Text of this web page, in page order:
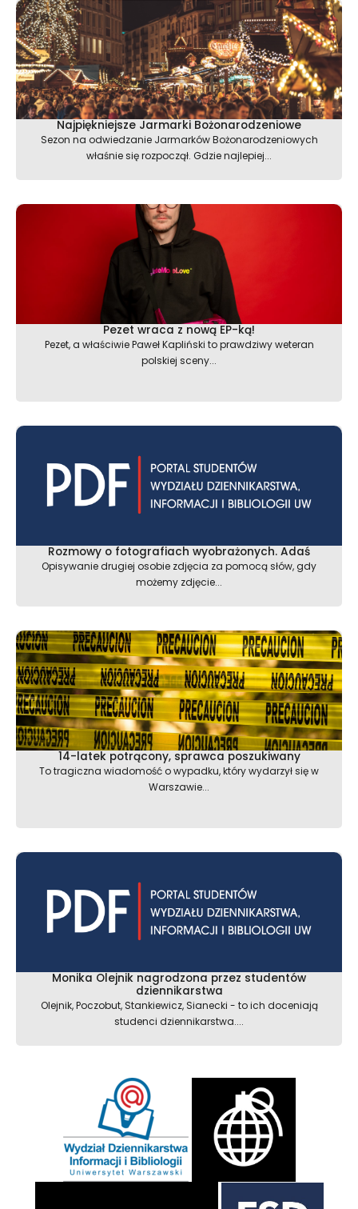
Najpiękniejsze Jarmarki Bożonarodzeniowe
Sezon na odwiedzanie Jarmarków Bożonarodzeniowych
właśnie się rozpoczął. Gdzie najlepiej...
Pezet wraca z nową EP-ką!
Pezet, a właściwie Paweł Kapliński to prawdziwy weteran
polskiej sceny...
Rozmowy o fotografiach wyobrażonych. Adaś
Opisywanie drugiej osobie zdjęcia za pomocą słów, gdy
możemy zdjęcie...
14-latek potrącony, sprawca poszukiwany
To tragiczna wiadomość o wypadku, który wydarzył się w
Warszawie...
Monika Olejnik nagrodzona przez studentów
dziennikarstwa
Olejnik, Poczobut, Stankiewicz, Sianecki - to ich doceniają
studenci dziennikarstwa....